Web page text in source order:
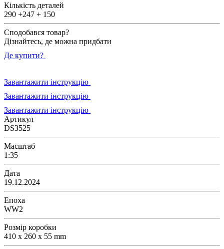
Кількість деталей
290 +247 + 150
Сподобався товар?
Дізнайтесь, де можна придбати
Де купити?
Завантажити інструкцію
Завантажити інструкцію
Завантажити інструкцію
Артикул
DS3525
Масштаб
1:35
Дата
19.12.2024
Епоха
WW2
Розмір коробки
410 x 260 x 55 mm